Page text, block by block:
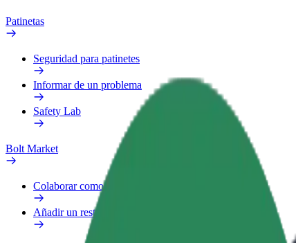
Patinetas
Seguridad para patinetes
Informar de un problema
Safety Lab
Bolt Market
Colaborar como repartidor
Añadir un restaurante o tienda